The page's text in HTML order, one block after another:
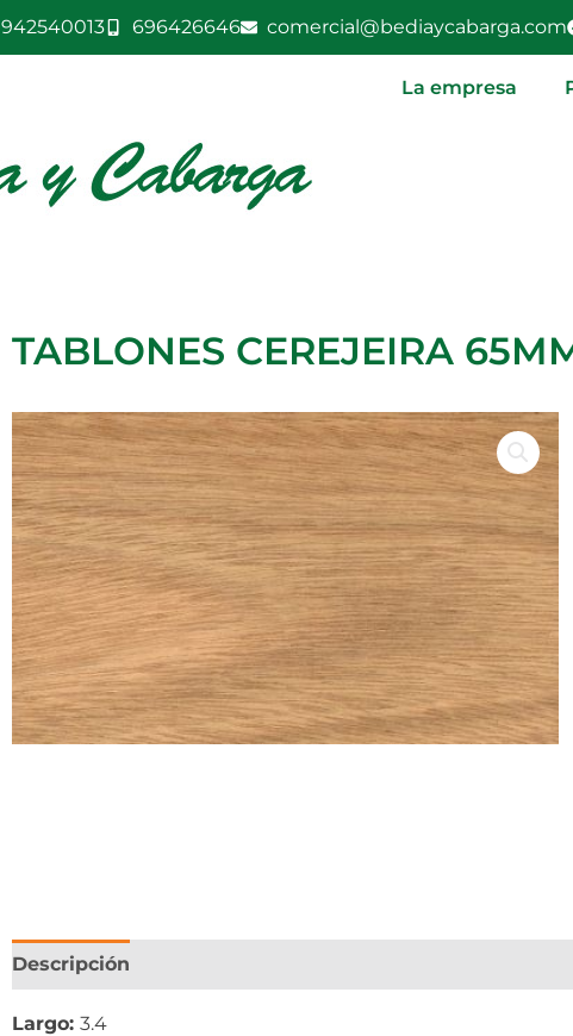
942540013 696426646 comercial@bediaycabarga.com
La empresa
TABLONES CEREJEIRA
Descripción
Largo: 3.4